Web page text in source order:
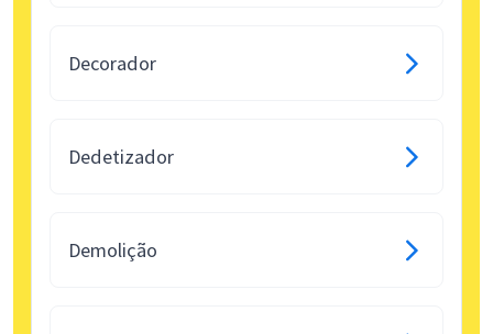
Decorador
Dedetizador
Demolição